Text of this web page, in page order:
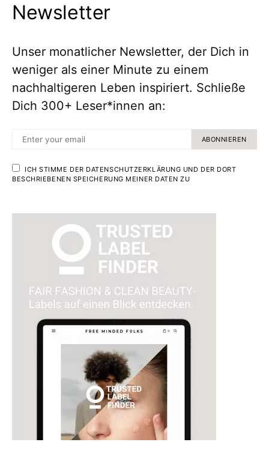
Newsletter
Unser monatlicher Newsletter, der Dich in
weniger als einer Minute zu einem
nachhaltigeren Leben inspiriert. Schließe
Dich 300+ Leser*innen an:
ABONNIEREN
ICH STIMME DER DATENSCHUTZERKLÄRUNG UND DER DORT
BESCHRIEBENEN SPEICHERUNG MEINER DATEN ZU